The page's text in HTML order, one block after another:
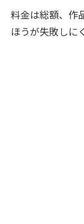
料金は総額、作
ほうが失敗しに